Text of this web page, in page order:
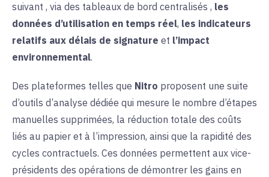
suivant , via des tableaux de bord centralisés , les
données d’utilisation en temps réel, les indicateurs
relatifs aux délais de signature et l’impact
environnemental.
Des plateformes telles que Nitro proposent une suite
d’outils d’analyse dédiée qui mesure le nombre d’étapes
manuelles supprimées, la réduction totale des coûts
liés au papier et à l’impression, ainsi que la rapidité des
cycles contractuels. Ces données permettent aux vice-
présidents des opérations de démontrer les gains en